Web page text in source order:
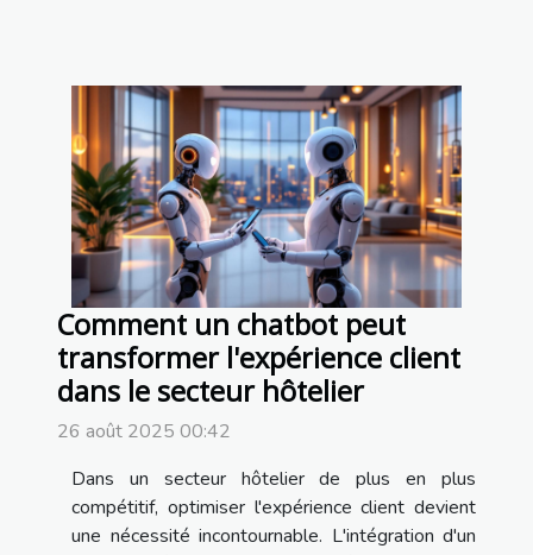
Comment un chatbot peut
transformer l'expérience client
dans le secteur hôtelier
26 août 2025 00:42
Dans un secteur hôtelier de plus en plus
compétitif, optimiser l'expérience client devient
une nécessité incontournable. L'intégration d'un